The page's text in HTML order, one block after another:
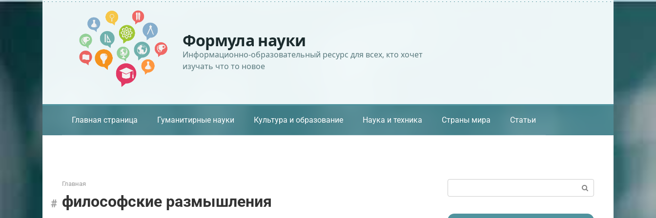
Перейти
Формула науки
Информационно-образовательный ресурс для всех, кто хочет
изучать что то новое
Главная страница Гуманитирные науки Культура и образование Наука и техника Страны мира Статьи
Главная
философские размышления